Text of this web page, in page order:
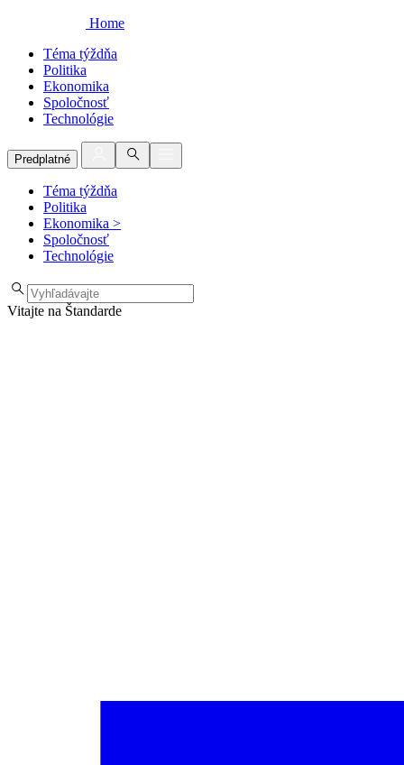
Home
Téma týždňa
Politika
Ekonomika
Spoločnosť
Technológie
Predplatné
Téma týždňa
Politika
Ekonomika >
Spoločnosť
Technológie
Vitajte na Štandarde